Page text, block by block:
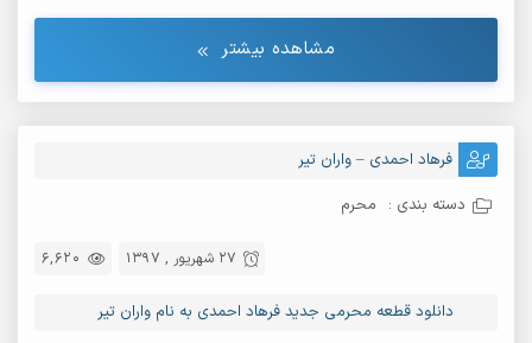
مشاهده بیشتر
فرهاد احمدی – واران تیر
دسته بندی : محرم
6,620 27 شهریور , 1397
دانلود قطعه محرمی جدید فرهاد احمدی به نام واران تیر